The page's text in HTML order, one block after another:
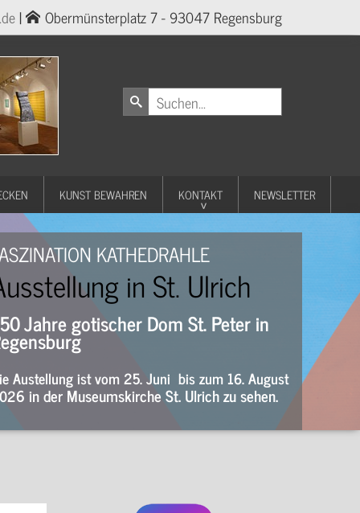
| Obermünsterplatz 7 - 93047 Regensburg
KUNST BEWAHREN KONTAKT NEWSLETTER
KATHEDRAHLE
in St. Ulrich
Jahre gotischer Dom St. Peter in
Austellung ist vom 25. Juni bis zum 16. August
6 in der Museumskirche St. Ulrich zu sehen.